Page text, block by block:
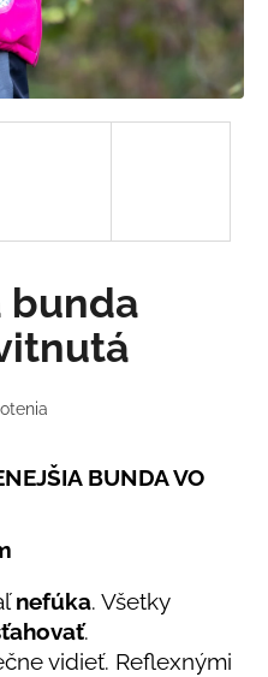
bunda
BUNDA VO
nefúka. Všetky
.
vidieť. Reflexnými